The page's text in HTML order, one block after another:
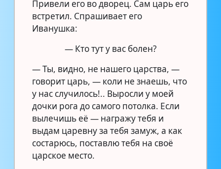
Привели его во дворец. Сам царь его
встретил. Спрашивает его
Иванушка:
— Кто тут у вас болен?
— Ты, видно, не нашего царства, —
говорит царь, — коли не знаешь, что
у нас случилось!.. Выросли у моей
дочки рога до самого потолка. Если
вылечишь её — награжу тебя и
выдам царевну за тебя замуж, а как
состарюсь, поставлю тебя на своё
царское место.